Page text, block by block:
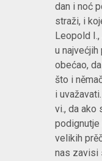
dan i noć
straži, i
Leopold
u
obećao,
što i
i
vi., da ako
podignutje
velikih
nas zavisi